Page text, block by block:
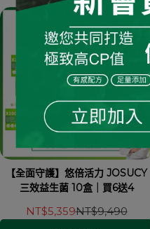
【全面守護】悠倍活力 JOSUCY
三效益生菌 10盒｜買6送4
NT$5,359NT$9,490